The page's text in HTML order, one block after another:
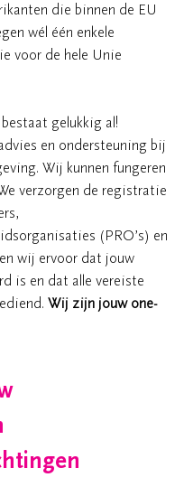
die binnen de EU
wél één enkele
voor de hele Unie
gelukkig al!
en ondersteuning bij
Wij kunnen fungeren
verzorgen de registratie
(PRO’s) en
wij ervoor dat jouw
is en dat alle vereiste
Wij zijn jouw one-